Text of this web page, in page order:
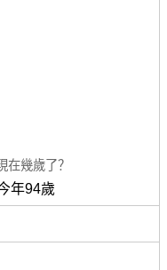
在幾歲了？
年94歲